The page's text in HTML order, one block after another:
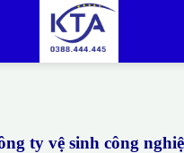
ty vệ sinh công